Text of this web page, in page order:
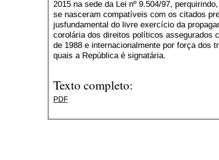
2015 na sede da Lei nº 9.504/97,
se nasceram compatíveis com os citados
jusfundamental do livre exercício da
corolária dos direitos políticos assegurados
de 1988 e internacionalmente por força dos
quais a República é signatária.
Texto completo:
PDF